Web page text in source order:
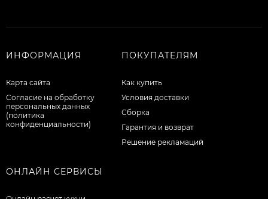
ИНФОРМАЦИЯ
Карта сайта
Согласие на обработку
персональных данных
(политика
конфиденциальности)
ПОКУПАТЕЛЯМ
Как купить
Условия доставки
Сборка
Гарантия и возврат
Решение рекламаций
ОНЛАЙН СЕРВИСЫ